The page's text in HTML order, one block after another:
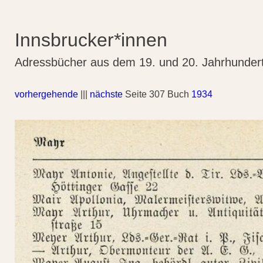
Innsbrucker*innen
Adressbücher aus dem 19. und 20.
vorhergehende nächste Seite 307 Buch 1934